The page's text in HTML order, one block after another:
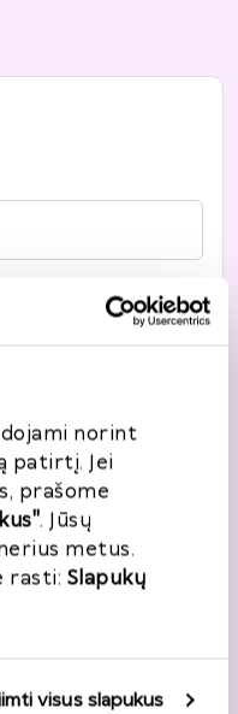
norint
patirtį. Jei
prašome
. Jūsų
metus.
rasti: Slapukų
visus slapukus